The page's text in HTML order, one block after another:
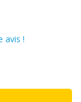
avis !